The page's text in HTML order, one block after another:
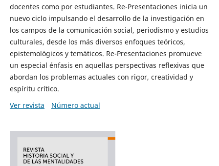
docentes como por estudiantes. Re-Presentaciones inicia un
nuevo ciclo impulsando el desarrollo de la investigación en
los campos de la comunicación social, periodismo y estudios
culturales, desde los más diversos enfoques teóricos,
epistemológicos y temáticos. Re-Presentaciones promueve
un especial énfasis en aquellas perspectivas reflexivas que
abordan los problemas actuales con rigor, creatividad y
espíritu crítico.
Ver revista
Número actual